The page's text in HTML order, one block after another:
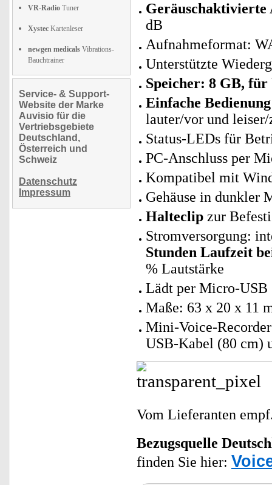
VR-Radio Tuner
Xystec Kartenleser
newgen medicals Vibrations-
Bauchtrainer
Service- & Support-
Website der Marke
Auvisio für die
Vertriebsgebiete
Deutschland,
Österreich und
Schweiz
Datenschutz
Impressum
dB
Aufnahmeformat:
Unterstützte
Speicher: 8 GB,
Einfache Bedienung
lauter/vor und
Status-LEDs für
PC-Anschluss per
Kompatibel mit
Gehäuse in dunkler
Halteclip zur
Stromversorgung:
Stunden Laufzeit
% Lautstärke
Lädt per Micro-USB
Maße: 63 x 20 x 11
Mini-Voice-
USB-Kabel (80 cm)
Vom Lieferanten
Bezugsquelle
finden Sie hier: